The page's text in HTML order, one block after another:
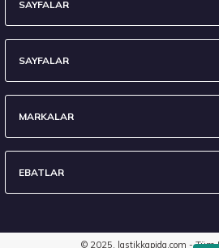
Kumho 255/30R20 92Y XL Ecsta PS72 S Yaz
SAYFALAR
SAYFALAR
MARKALAR
EBATLAR
© 2025, lastikkapida.com - Tüm